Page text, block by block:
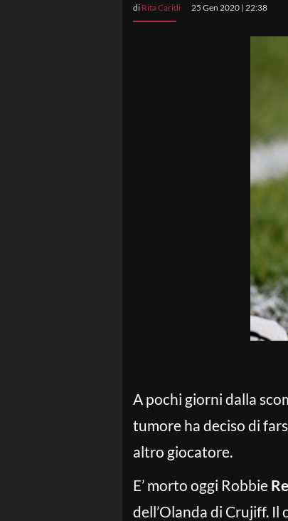
di Rita Caridi 25 Gen 2020 | 22:38
A pochi giorni dalla
tumore ha deciso di
altro giocatore.
E’ morto oggi Robbie
dell’Olanda di Crujiff.